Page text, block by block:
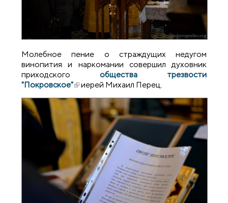
Молебное пение о страждущих недугом
винопития и наркомании совершил духовник
приходского общества трезвости
"Покровское"(внешняя ссылка)
иерей Михаил Перец.